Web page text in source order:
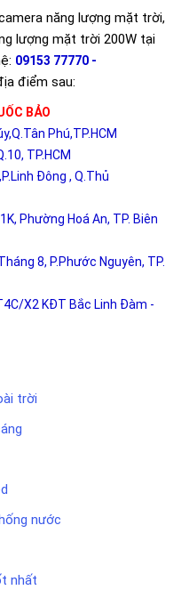
năng lượng mặt trời,
lượng mặt trời 200W tại
09153 77770 -
điểm sau:
BẢO
Phú,TP.HCM
TP.HCM
Đông , Q.Thủ
Phường Hoá An, TP. Biên
8, P.Phước Nguyên, TP.
X2 KĐT Bắc Linh Đàm -
trời
nước
nhất